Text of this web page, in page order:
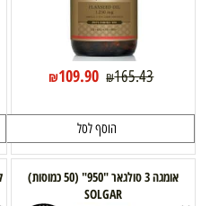
₪165.43
₪109.90
הוסף לסל
אומגה 3 סולגאר "950" (50 כמוסות)
SOLGAR